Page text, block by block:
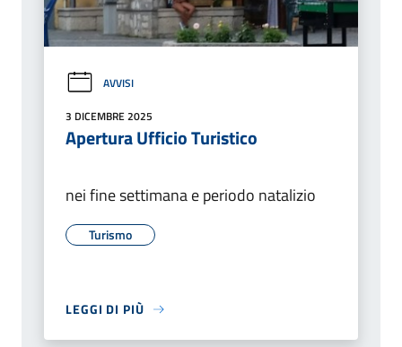
AVVISI
3 DICEMBRE 2025
Apertura Ufficio Turistico
nei fine settimana e periodo natalizio
Turismo
LEGGI DI PIÙ